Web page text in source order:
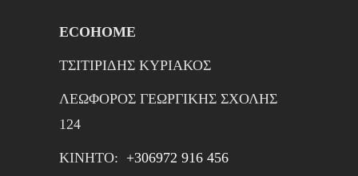
ECOHOME
ΤΣΙΤΙΡΙΔΗΣ ΚΥΡΙΑΚΟΣ
ΛΕΩΦΟΡΟΣ ΓΕΩΡΓΙΚΗΣ ΣΧΟΛΗΣ
124
ΚΙΝΗTΟ: +306972 916 456